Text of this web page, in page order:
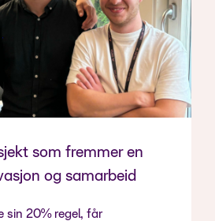
som fremmer en
og samarbeid
sin 20% regel, får